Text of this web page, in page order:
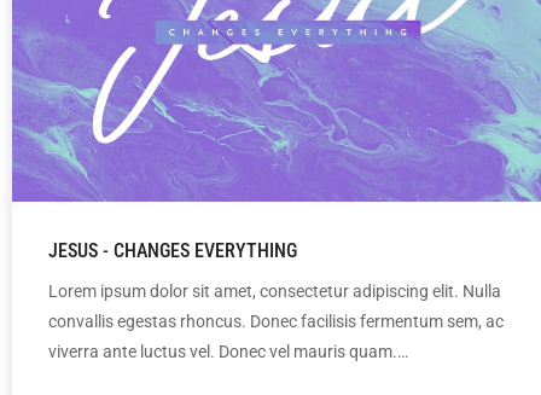
JESUS - CHANGES EVERYTHING
Lorem ipsum dolor sit amet, consectetur adipiscing elit. Nulla
convallis egestas rhoncus. Donec facilisis fermentum sem, ac
viverra ante luctus vel. Donec vel mauris quam.…